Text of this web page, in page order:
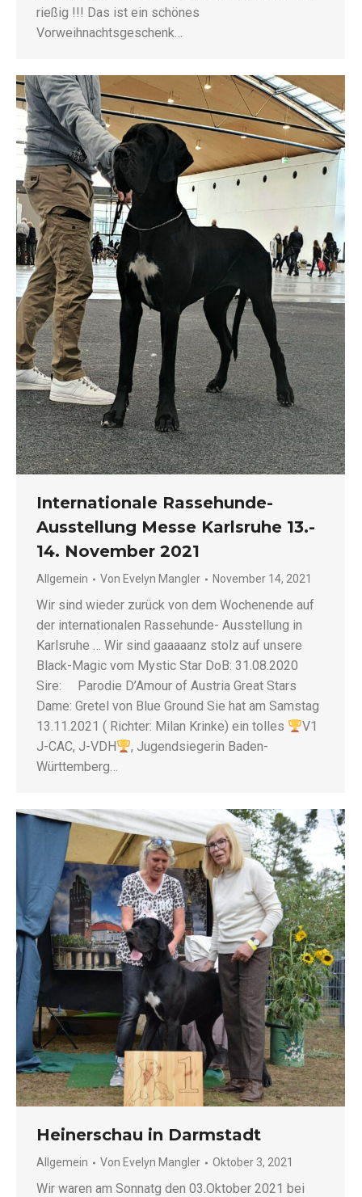
rießig !!! Das ist ein schönes
Vorweihnachtsgeschenk…
Internationale Rassehunde-
Ausstellung Messe Karlsruhe 13.-
14. November 2021
Allgemein Von Evelyn Mangler November 14, 2021
Wir sind wieder zurück von dem Wochenende auf
der internationalen Rassehunde- Ausstellung in
Karlsruhe … Wir sind gaaaaanz stolz auf unsere
Black-Magic vom Mystic Star DoB: 31.08.2020
Sire: Parodie D’Amour of Austria Great Stars
Dame: Gretel von Blue Ground Sie hat am Samstag
13.11.2021 ( Richter: Milan Krinke) ein tolles
V1
J-CAC, J-VDH
, Jugendsiegerin Baden-
Württemberg…
Heinerschau in Darmstadt
Allgemein Von Evelyn Mangler Oktober 3, 2021
Wir waren am Sonnatg den 03.Oktober 2021 bei